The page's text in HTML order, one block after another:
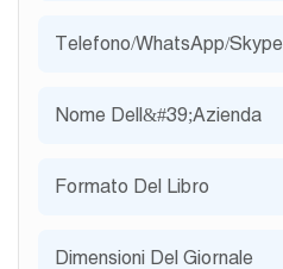
Telefono/WhatsApp/Skype
Nome Dell&#39;azienda
Formato Del Libro
Dimensioni Del Giornale